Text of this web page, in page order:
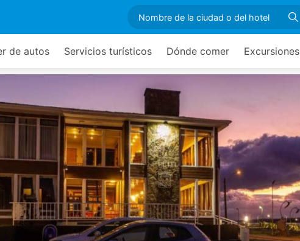
de autos Servicios turísticos Dónde comer